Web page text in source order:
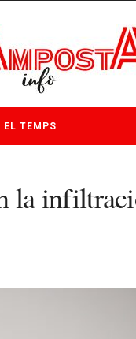
EL TEMPS
la